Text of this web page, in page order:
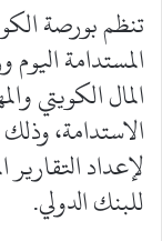
تنظم بورصة
المستدامة
المال الكويتي
الاستدامة،
لإعداد التقارير
للبنك الدولي.